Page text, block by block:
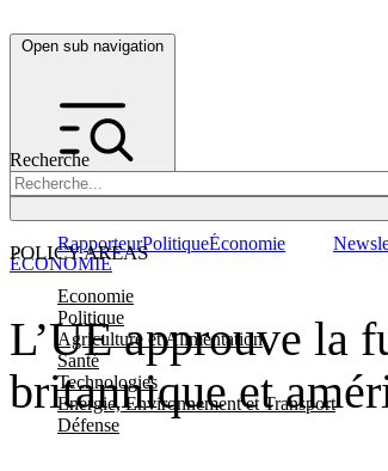
Open sub navigation
Recherche
POLICY AREAS
Economie
Politique
Agriculture et Alimentation
Santé
Technologies
Energie, Environnement et Transport
Défense
RapporteurPolitiqueÉconomie
L’UE approuve la
britannique et
ÉCONOMIE